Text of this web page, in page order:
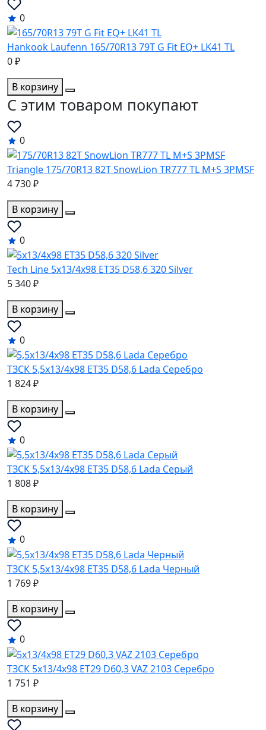
0
Hankook Laufenn 165/70R13 79T G Fit EQ+ LK41 TL
0 ₽
В корзину
C этим товаром покупают
0
Triangle 175/70R13 82T SnowLion TR777 TL M+S 3PMSF
4 730 ₽
В корзину
0
Tech Line 5x13/4x98 ET35 D58,6 320 Silver
5 340 ₽
В корзину
0
ТЗСК 5,5x13/4x98 ET35 D58,6 Lada Серебро
1 824 ₽
В корзину
0
ТЗСК 5,5x13/4x98 ET35 D58,6 Lada Серый
1 808 ₽
В корзину
0
ТЗСК 5,5x13/4x98 ET35 D58,6 Lada Черный
1 769 ₽
В корзину
0
ТЗСК 5x13/4x98 ET29 D60,3 VAZ 2103 Серебро
1 751 ₽
В корзину